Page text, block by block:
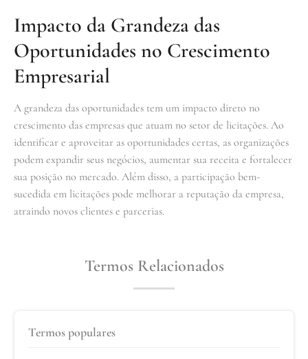
Impacto da Grandeza das
Oportunidades no Crescimento
Empresarial
A grandeza das oportunidades tem um impacto direto no
crescimento das empresas que atuam no setor de licitações. Ao
identificar e aproveitar as oportunidades certas, as organizações
podem expandir seus negócios, aumentar sua receita e fortalecer
sua posição no mercado. Além disso, a participação bem-
sucedida em licitações pode melhorar a reputação da empresa,
atraindo novos clientes e parcerias.
Termos Relacionados
Termos populares